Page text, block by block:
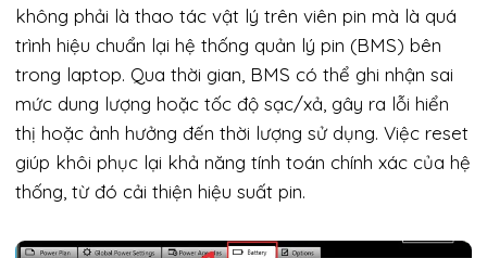
không phải là thao tác vật lý trên viên pin mà là quá
trình hiệu chuẩn lại hệ thống quản lý pin (BMS) bên
trong laptop. Qua thời gian, BMS có thể ghi nhận sai
mức dung lượng hoặc tốc độ sạc/xả, gây ra lỗi hiển
thị hoặc ảnh hưởng đến thời lượng sử dụng. Việc reset
giúp khôi phục lại khả năng tính toán chính xác của hệ
thống, từ đó cải thiện hiệu suất pin.